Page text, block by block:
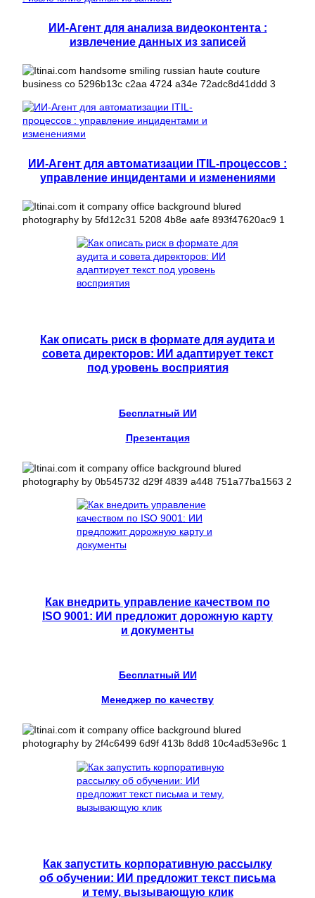
ИИ-Агент для анализа видеоконтента :
извлечение данных из записей
ИИ-Агент для автоматизации ITIL-процессов :
управление инцидентами и изменениями
Как описать риск в формате для аудита и
совета директоров: ИИ адаптирует текст
под уровень восприятия
Бесплатный ИИ
Презентация
Как внедрить управление качеством по
ISO 9001: ИИ предложит дорожную карту
и документы
Бесплатный ИИ
Менеджер по качеству
Как запустить корпоративную рассылку
об обучении: ИИ предложит текст письма
и тему, вызывающую клик